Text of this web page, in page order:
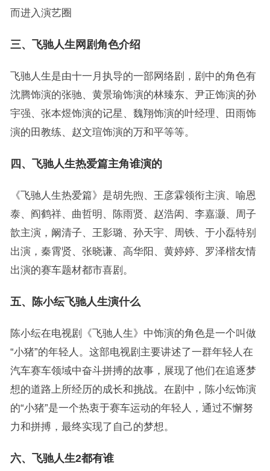
而进入演艺圈
三、飞驰人生网剧角色介绍
飞驰人生是由十一月执导的一部网络剧，剧中的角色有
沈腾饰演的张驰、黄景瑜饰演的林臻东、尹正饰演的孙
宇强、张本煜饰演的记星、魏翔饰演的叶经理、田雨饰
演的田教练、赵文瑄饰演的万和平等等。
四、飞驰人生热爱篇主角谁演的
《飞驰人生热爱篇》是胡先煦、王彦霖领衔主演、喻恩
泰、阎鹤祥、曲哲明、陈雨贤、赵浩闳、李嘉灏、周子
歆主演，阚清子、王影璐、孙天宇、周铁、于小磊特别
出演，秦霄贤、张晓谦、高华阳、黄婷婷、罗泽楷友情
出演的赛车题材都市喜剧。
五、陈小纭飞驰人生演什么
陈小纭在电视剧《飞驰人生》中饰演的角色是一个叫做
“小猪”的年轻人。这部电视剧主要讲述了一群年轻人在
汽车赛车领域中奋斗拼搏的故事，展现了他们在追逐梦
想的道路上所经历的成长和挑战。在剧中，陈小纭饰演
的“小猪”是一个热衷于赛车运动的年轻人，通过不懈努
力和拼搏，最终实现了自己的梦想。
六、飞驰人生2都有谁